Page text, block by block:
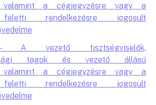
valamint a cégjegyzésre vagy a
feletti rendelkezésre jogosult
- A vezető tisztségviselők,
tagok és vezető állású
valamint a cégjegyzésre vagy a
feletti rendelkezésre jogosult